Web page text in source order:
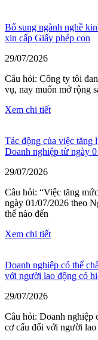
Bổ sung ngành nghề
xin cấp Giấy phép con
29/07/2026
Câu hỏi: Công ty tôi
vụ, nay muốn mở rộng
Xem chi tiết
Tác động của việc tăng
Doanh nghiệp từ ngày
29/07/2026
Câu hỏi: “Việc tăng
ngày 01/07/2026 theo
thế nào đến
Xem chi tiết
Doanh nghiệp có thể
với người lao động có
29/07/2026
Câu hỏi: Doanh nghiệp
cơ cấu đối với người